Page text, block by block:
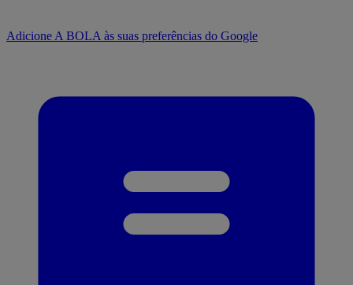
Adicione A BOLA às suas preferências do Google